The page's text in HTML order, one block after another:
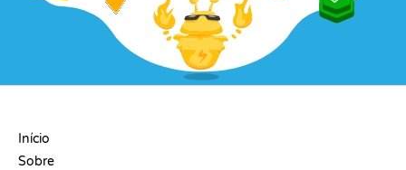
Início
Sobre